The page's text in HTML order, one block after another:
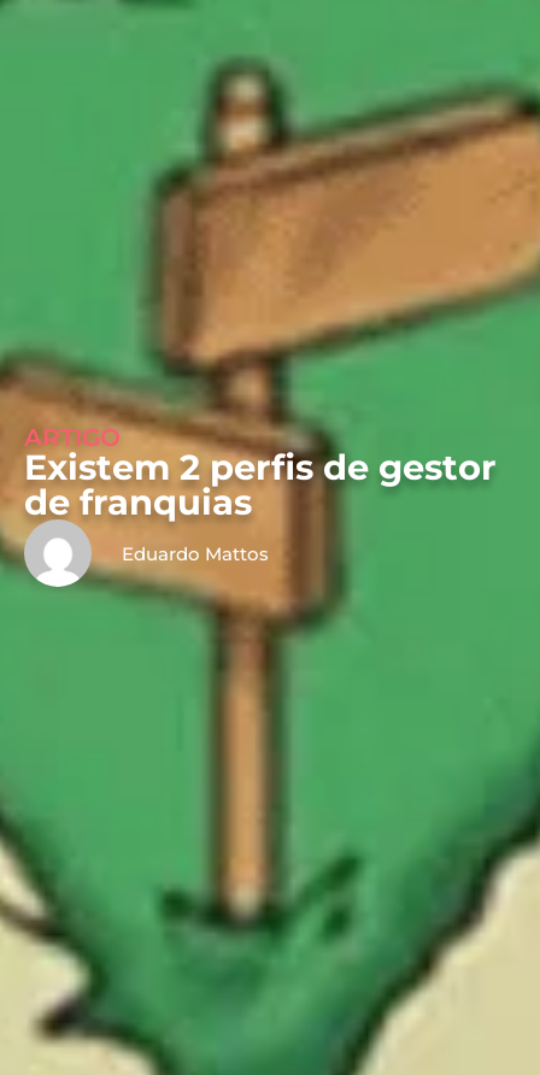
ARTIGO
Existem 2 perfis de gestor
de franquias
Eduardo Mattos